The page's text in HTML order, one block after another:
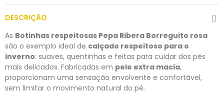
DESCRIÇÃO
As Botinhas respeitosas Pepa Ribera Borreguito rosa
são o exemplo ideal de calçado respeitoso para o
inverno: suaves, quentinhas e feitas para cuidar dos pés
mais delicados. Fabricadas em pele extra macia,
proporcionam uma sensação envolvente e confortável,
sem limitar o movimento natural do pé.